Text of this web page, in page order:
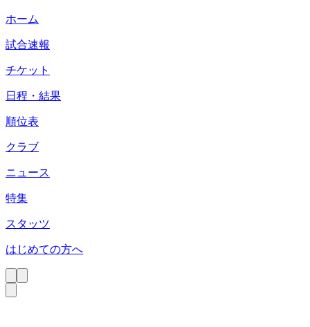
ホーム
試合速報
チケット
日程・結果
順位表
クラブ
ニュース
特集
スタッツ
はじめての方へ